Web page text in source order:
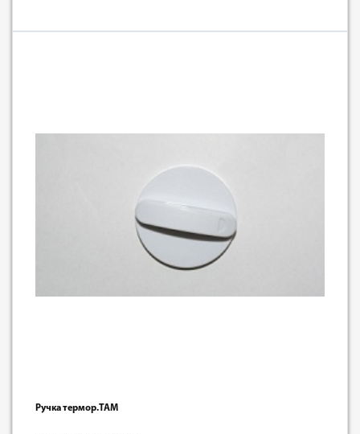
Ручка термор.ТАМ